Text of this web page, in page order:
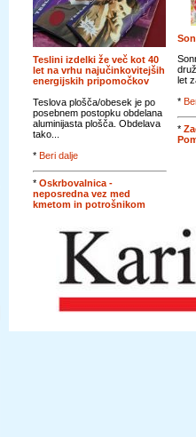
Teslini izdelki že več kot 40
let na vrhu najučinkovitejših
energijskih pripomočkov
Teslova plošča/obesek je po
posebnem postopku obdelana
aluminijasta plošča. Obdelava
tako...
* Beri dalje
* Oskrbovalnica -
neposredna vez med
kmetom in potrošnikom
let
*
*